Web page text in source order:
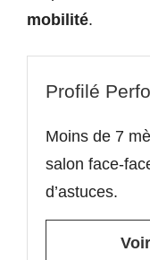
mobilité.
Profilé
Moins de 7
salon face-
d’astuces.